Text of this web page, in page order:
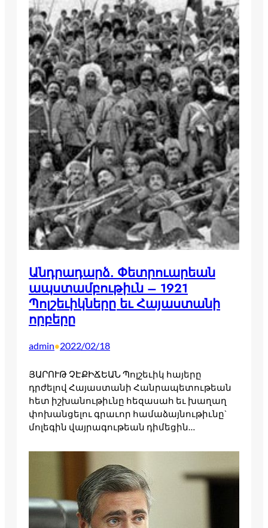
Անդրադարձ. Փետրուարեան
ապստամբութիւն – 1921
Պոլշեւիկները եւ Հայաստանի
որբերը
admin•2022/02/18
ՅԱՐՈՒԹ ՉԷՔԻՃԵԱՆ Պոլշեւիկ հայերը
դրժելով Հայաստանի Հանրապետութեան
հետ իշխանութիւնը հեզասահ եւ խաղաղ
փոխանցելու գրաւոր համաձայնութիւնը`
մոլեգին վայրագութեան դիմեցին…